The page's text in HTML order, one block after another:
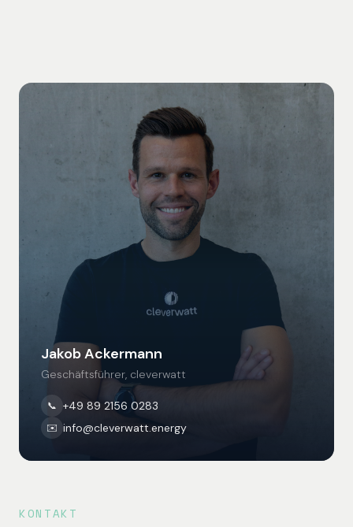
Jakob Ackermann
Geschäftsführer, cleverwatt
📞 +49 89 2156 0283
✉️ info@cleverwatt.energy
KONTAKT